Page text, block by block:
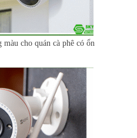
cho quán cà phê có ổn